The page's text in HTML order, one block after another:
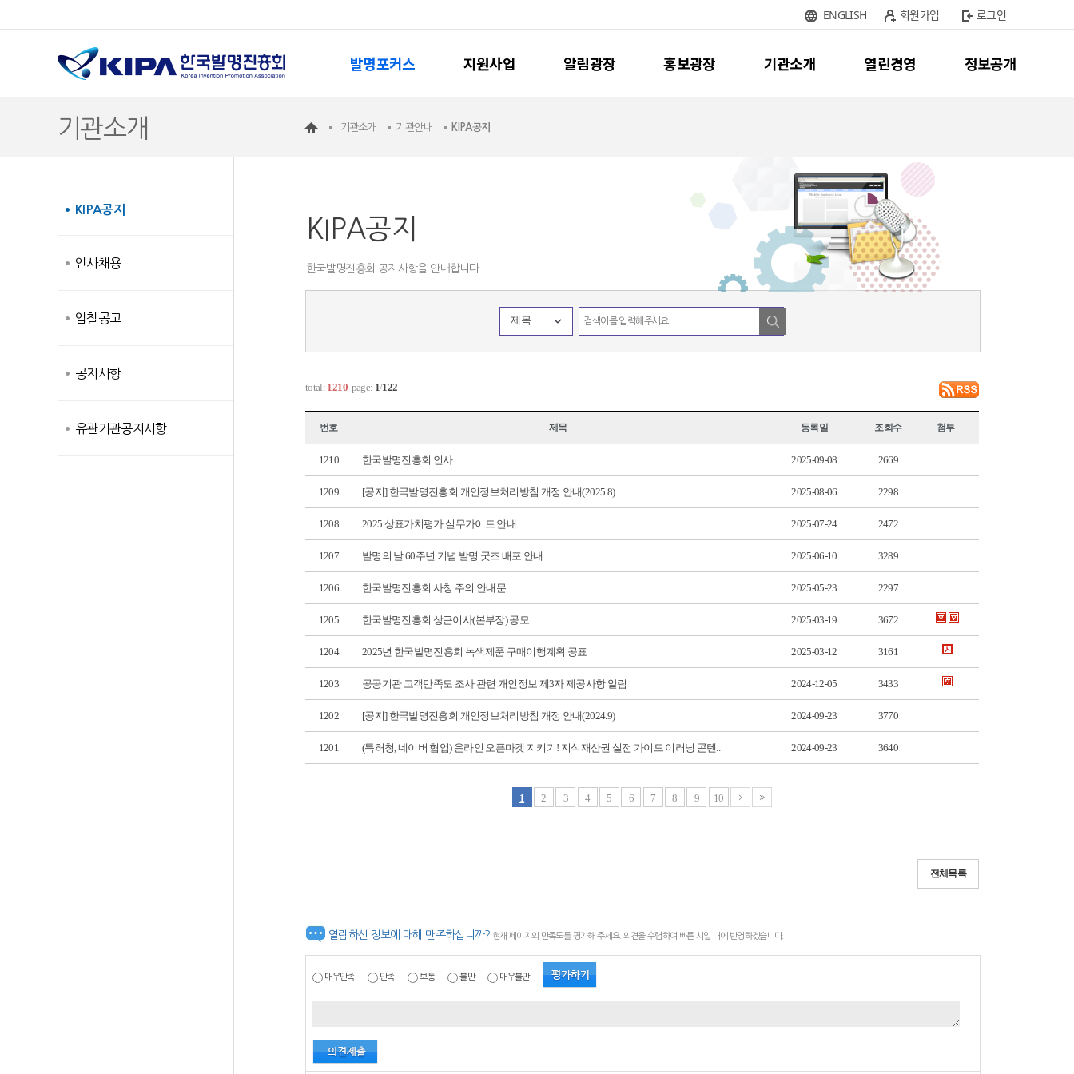
ENGLISH 회원가입 로그인
발명포커스 지원사업 알림광장 홍보광장 기관소개 열린경영 정보공개
기관소개 기관소개 기관안내 KIPA공지
KIPA공지
인사채용
입찰공고
공지사항
유관기관공지사항
KIPA공지
한국발명진흥회 공지사항을 안내합니다.
제목
total: 1210page: 1/122
번호 제목 등록일 조회수 첨부
1210 한국발명진흥회 인사 2025-09-08 2669
1209 [공지] 한국발명진흥회 개인정보처리방침 개정 안내(2025.8) 2025-08-06 2298
1208 2025 상표가치평가 실무가이드 안내 2025-07-24 2472
1207 발명의 날 60주년 기념 발명 굿즈 배포 안내 2025-06-10 3289
1206 한국발명진흥회 사칭 주의 안내문 2025-05-23 2297
1205 한국발명진흥회 상근이사(본부장) 공모 2025-03-19 3672
1204 2025년 한국발명진흥회 녹색제품 구매이행계획 공표 2025-03-12 3161
1203 공공기관 고객만족도 조사 관련 개인정보 제3자 제공사항 알림 2024-12-05 3433
1202 [공지] 한국발명진흥회 개인정보처리방침 개정 안내(2024.9) 2024-09-23 3770
1201 (특허청, 네이버 협업) 온라인 오픈마켓 지키기! 지식재산권 실전 가이드 이러닝 콘텐.. 2024-09-23 3640
1 2 3 4 5 6 7 8 9 10
전체목록
열람하신 정보에 대해 만족하십니까? 현재 페이지의 만족도를 평가해 주세요. 의견을 수렴하여 빠른 시일 내에 반영하겠습니다.
매우만족 만족 보통 불만 매우불만